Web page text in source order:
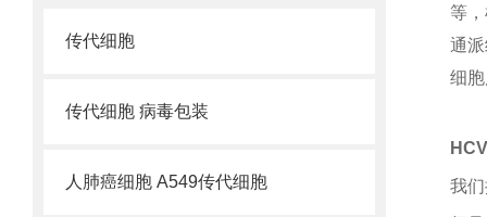
传代细胞
传代细胞 病毒包装
人肺癌细胞 A549传代细胞
等
通
细
我